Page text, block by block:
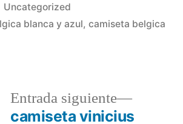
Publicado
en
Uncategorized
blanca y azul,camiseta belgica
Entrada siguiente
Entrada
siguiente:
camiseta vinicius